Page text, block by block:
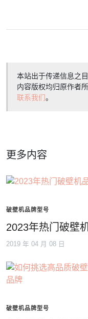
本站出于传递信息之
内容版权均归原作者
联系我们。
更多内容
破壁机品牌型号
2023年热门破壁
2019 年 04 月 08 日
破壁机品牌型号